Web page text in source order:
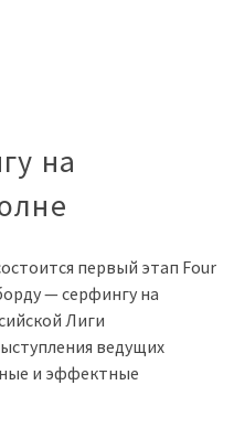
на
первый этап Four
— серфингу на
Лиги
ведущих
и эффектные